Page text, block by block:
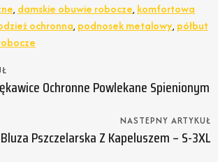
, damskie obuwie robocze, komfortowa
ochronna, podnosek metalowy, półbut
Ochronne Powlekane Spienionym
NASTEPNY ARTYKUŁ
Bluza Pszczelarska Z Kapeluszem – S-3XL